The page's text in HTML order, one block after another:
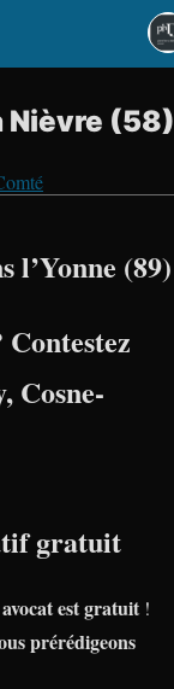
Nièvre (58)
l’Yonne (89)
, Cosne-
gratuit
est gratuit !
prérédigeons